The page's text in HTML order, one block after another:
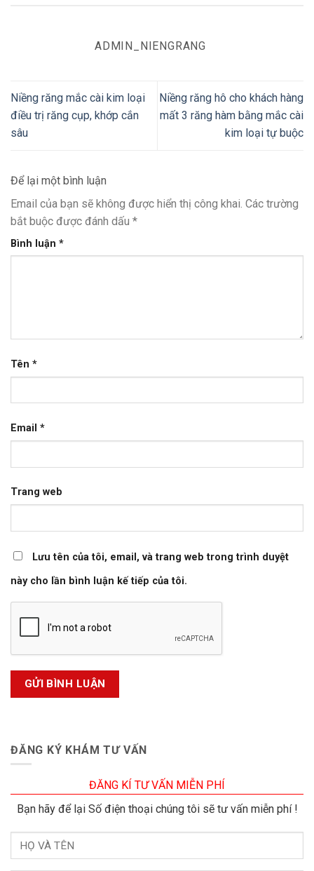
ADMIN_NIENGRANG
Niềng răng mắc cài kim loại
điều trị răng cụp, khớp cắn
sâu
Niềng răng hô cho khách hàng
mất 3 răng hàm bằng mắc cài
kim loại tự buộc
Để lại một bình luận
Email của bạn sẽ không được hiển thị công khai. Các trường
bắt buộc được đánh dấu *
Bình luận *
Tên *
Email *
Trang web
Lưu tên của tôi, email, và trang web trong trình duyệt
này cho lần bình luận kế tiếp của tôi.
ĐĂNG KÝ KHÁM TƯ VẤN
ĐĂNG KÍ TƯ VẤN MIỄN PHÍ
Bạn hãy để lại Số điện thoại chúng tôi sẽ tư vấn miễn phí !